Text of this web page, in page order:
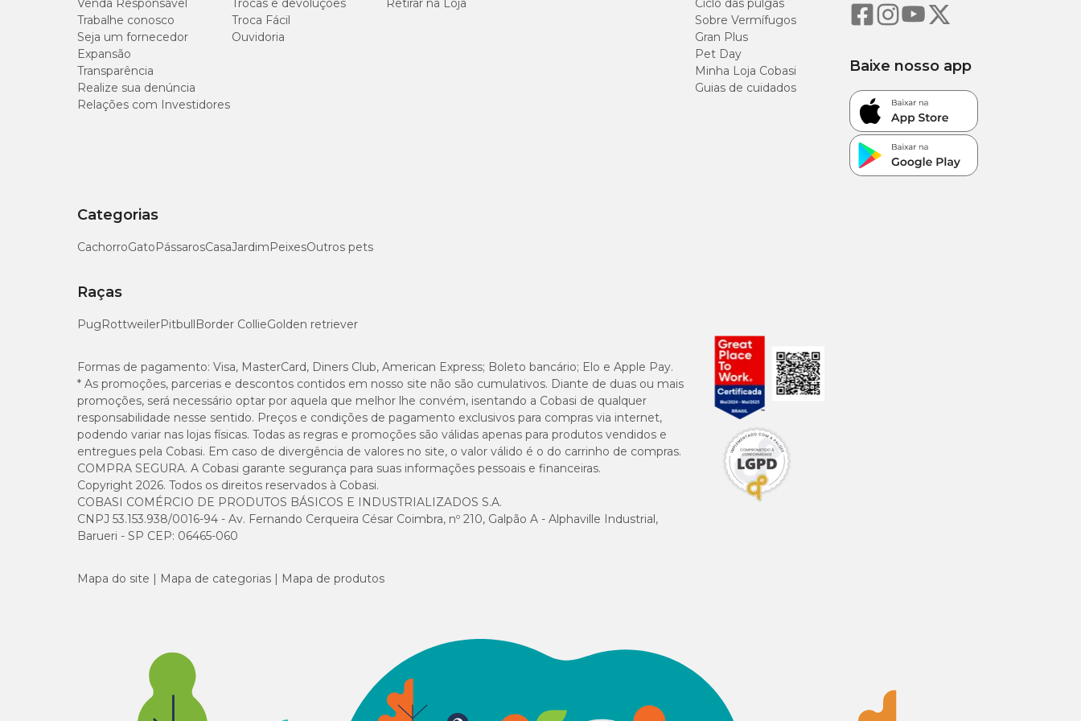
Matéria Fibrosa (máx.) 28 g/kg (2,8%)
Matéria Mineral (máx.) 17,6 g/kg (1,76%)
Potássio (mín.)
100 mg/kg (0,01%)
Taurina (mín.) 490 mg/kg (0,049%)
Metionina (mín.) 1.400 mg/kg (0,14%)
Enriquecimento mínimo por quilograma de produto
Vitamina D3: 18 UI; Vitamina E: 12 UI; Vitamina B1: 0,84 mg; Vitamina B2: 1,2 mg; Vitamina B5: 4,8 mg; Vitamina B6: 0,57 mg; Vitamina B12: 12,6 µg;
2 +1/2 Sachês
Venda Responsável
Trabalhe conosco
Seja um fornecedor
Expansão
Transparência
Realize sua denúncia
Relações com Investidores
Trocas e devoluções
Troca Fácil
Ouvidoria
Retirar na Loja
Ciclo das pulgas
Sobre Vermífugos
Gran Plus
Pet Day
Minha Loja Cobasi
Guias de cuidados
Categorias
CachorroGatoPássarosCasaJardimPeixesOutros pets
Raças
PugRottweilerPitbullBorder CollieGolden retriever
Baixe nosso app
Formas de pagamento: Visa, MasterCard, Diners Club, American Express; Boleto bancário; Elo e Apple Pay.
* As promoções, parcerias e descontos contidos em nosso site não são cumulativos. Diante de duas ou mais
promoções, será necessário optar por aquela que melhor lhe convém, isentando a Cobasi de qualquer
responsabilidade nesse sentido. Preços e condições de pagamento exclusivos para compras via internet,
podendo variar nas lojas físicas. Todas as regras e promoções são válidas apenas para produtos vendidos e
entregues pela Cobasi. Em caso de divergência de valores no site, o valor válido é o do carrinho de compras.
COMPRA SEGURA. A Cobasi garante segurança para suas informações pessoais e financeiras.
Copyright 2026. Todos os direitos reservados à Cobasi.
COBASI COMÉRCIO DE PRODUTOS BÁSICOS E INDUSTRIALIZADOS S.A.
CNPJ 53.153.938/0016-94 - Av. Fernando Cerqueira César Coimbra, nº 210, Galpão A - Alphaville Industrial,
Barueri - SP CEP: 06465-060
Mapa do site Mapa de categorias Mapa de produtos